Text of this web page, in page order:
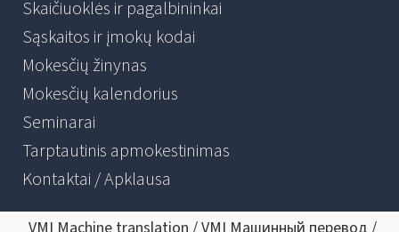
Skaičiuoklės ir pagalbininkai
Sąskaitos ir įmokų kodai
Mokesčių žinynas
Mokesčių kalendorius
Seminarai
Tarptautinis apmokestinimas
Kontaktai / Apklausa